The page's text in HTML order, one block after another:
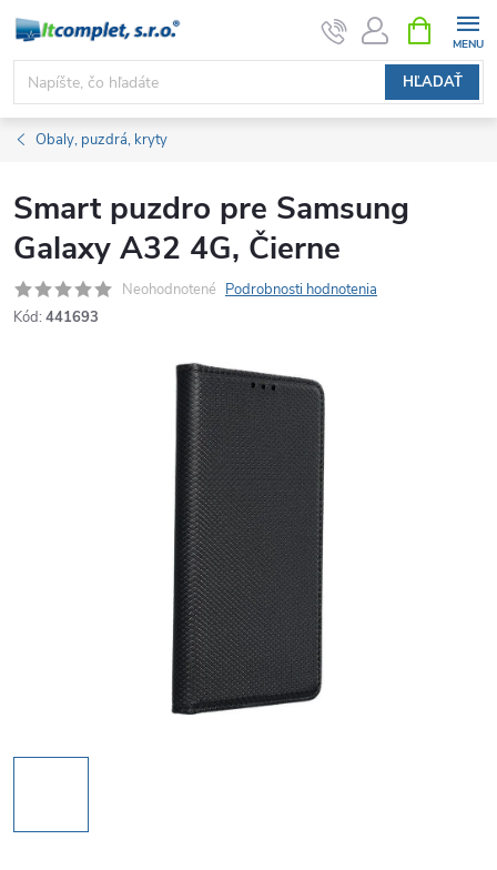
Prejsť
obsah
HĽADAŤ
KOŠÍK
Obaly, puzdrá, kryty
Smart puzdro pre Samsung
Galaxy A32 4G, Čierne
Neohodnotené Podrobnosti hodnotenia
Kód: 441693